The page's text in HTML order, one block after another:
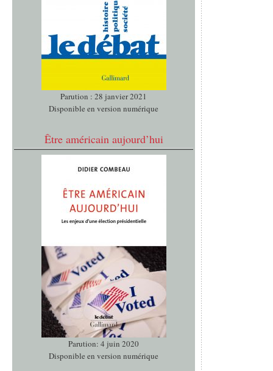
Parution : 28 janvier 2021
Disponible en version numérique
Être américain aujourd’hui
Parution: 4 juin 2020
Disponible en version numérique